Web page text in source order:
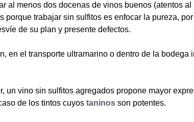
al menos dos docenas de vinos buenos (atentos
porque trabajar sin sulfitos es enfocar la pureza,
de su plan y presente defectos.
en el transporte ultramarino o dentro de la bodega
un vino sin sulfitos agregados propone mayor
de los tintos cuyos taninos son potentes.